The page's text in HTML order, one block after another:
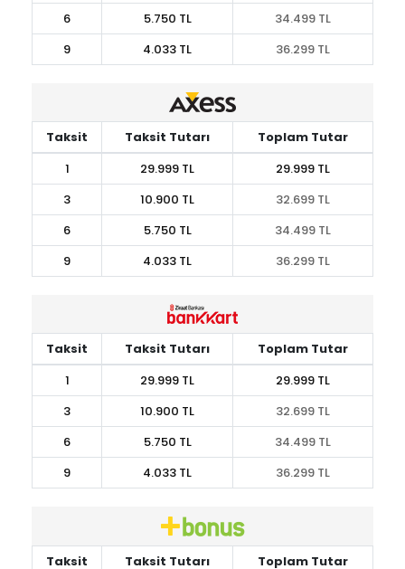
6
5.750 TL
34.499 TL
9
4.033 TL 36.299 TL
Taksit Taksit Tutarı
Toplam Tutar
1
29.999 TL
29.999 TL
3
10.900 TL
32.699 TL
6
5.750 TL
34.499 TL
9
4.033 TL 36.299 TL
Taksit Taksit Tutarı
Toplam Tutar
1
29.999 TL
29.999 TL
3
10.900 TL
32.699 TL
6
5.750 TL
34.499 TL
9
4.033 TL 36.299 TL
Taksit Taksit Tutarı Toplam Tutar